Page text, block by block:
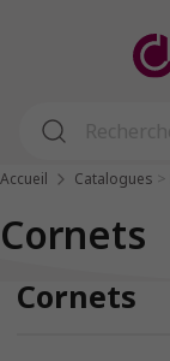
Accueil Catalogues >
Cornets
Cornets